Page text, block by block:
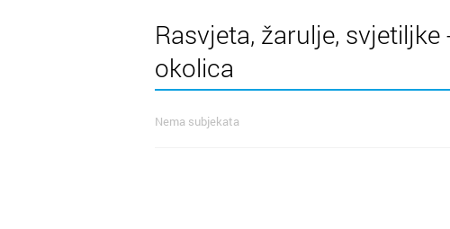
Rasvjeta, žarulje,
okolica
Nema subjekata